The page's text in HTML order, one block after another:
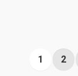
1 2